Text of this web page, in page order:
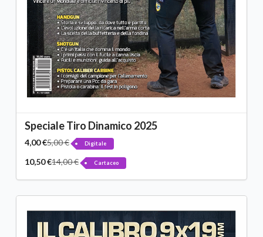
Speciale Tiro Dinamico 2025
4,00 €5,00 € Digitale
10,50 €14,00 € Cartaceo